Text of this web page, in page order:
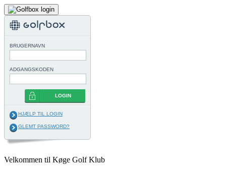
BRUGERNAVN
ADGANGSKODEN
LOGIN
HJÆLP TIL LOGIN
GLEMT PASSWORD?
Velkommen til Køge Golf Klub